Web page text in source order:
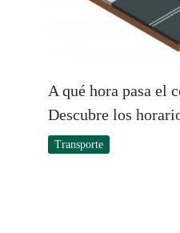
A qué hora pasa el
Descubre los
Transporte